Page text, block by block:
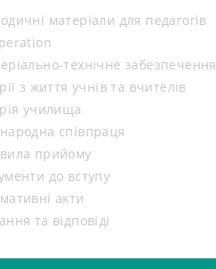
матеріали для педагогів
технічне забезпечення
з життя учнів та вчителів
училища
співпраця
прийому
до вступу
акти
та відповіді